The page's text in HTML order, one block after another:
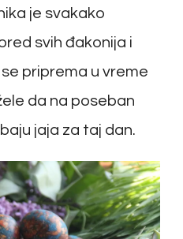
je svakako
svih đakonija i
priprema u vreme
da na poseban
jaja za taj dan.